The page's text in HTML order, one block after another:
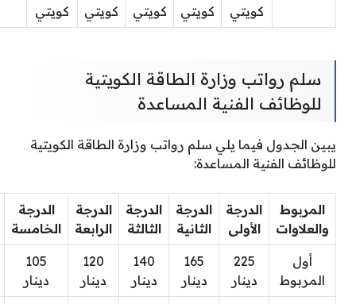
كويتي
كويتي
كويتي
كويتي
كويتي
سلم رواتب وزارة الطاقة الكويتية
للوظائف الفنية المساعدة
يبين الجدول فيما يلي سلم رواتب وزارة الطاقة الكويتية
للوظائف الفنية المساعدة:
المربوط
والعلاوات
الدرجة
الأولى
الدرجة
الثانية
الدرجة
الثالثة
الدرجة
الرابعة
الدرجة
الخامسة
أول
المربوط
225
دينار
165
دينار
140
دينار
120
دينار
105
دينار